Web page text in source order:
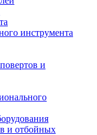
инструмента
и
и отбойных